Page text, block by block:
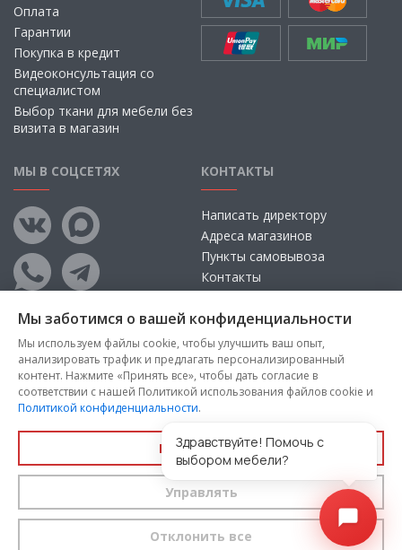
Оплата
Гарантии
Покупка в кредит
Видеоконсультация со
специалистом
Выбор ткани для мебели без
визита в магазин
МЫ В СОЦСЕТЯХ КОНТАКТЫ
Написать директору
Адреса магазинов
Пункты самовывоза
Контакты
Copyright © 2026, ООО «100 Диванов» — Все права защищены
Администрация Сайта не несет ответственности за
размещаемые Пользователями материалы, их содержание,
качество.
политики конфиденциальностии
пользовательского соглашениякаждый раз, когда оставляете
свои данные в любой форме обратной связи на сайте
Мы заботимся о вашей конфиденциальности
Мы используем файлы cookie, чтобы улучшить ваш опыт,
анализировать трафик и предлагать персонализированный
контент. Нажмите «Принять все», чтобы дать согласие в
соответствии с нашей Политикой использования файлов cookie и
Политикой конфиденциальности.
Принять все
Управлять
Отклонить все
Здравствуйте! Помочь с
выбором мебели?